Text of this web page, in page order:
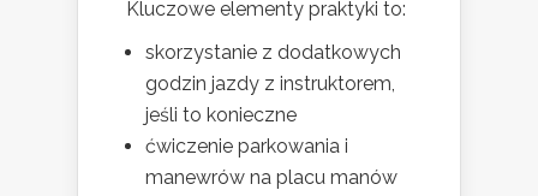
Kluczowe elementy praktyki to:
skorzystanie z dodatkowych
godzin jazdy z instruktorem,
jeśli to konieczne
ćwiczenie parkowania i
manewrów na placu manów